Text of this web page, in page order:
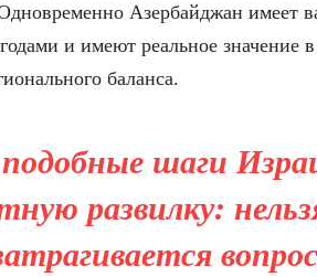
Азербайджан имеет
и имеют реальное значение
баланса.
шаги
развилку: